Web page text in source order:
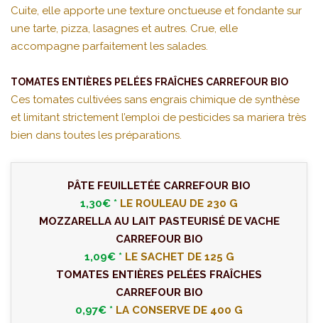
Cuite, elle apporte une texture onctueuse et fondante sur
une tarte, pizza, lasagnes et autres. Crue, elle
accompagne parfaitement les salades.
TOMATES ENTIÈRES PELÉES FRAÎCHES CARREFOUR BIO
Ces tomates cultivées sans engrais chimique de synthèse
et limitant strictement l’emploi de pesticides sa mariera très
bien dans toutes les préparations.
PÂTE FEUILLETÉE CARREFOUR BIO
1,30€ * LE ROULEAU DE 230 G
MOZZARELLA AU LAIT PASTEURISÉ DE VACHE
CARREFOUR BIO
1,09€ *LE SACHET DE 125 G
TOMATES ENTIÈRES PELÉES FRAÎCHES
CARREFOUR BIO
0,97€ * LA CONSERVE DE 400 G